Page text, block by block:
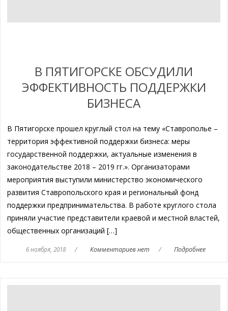
В ПЯТИГОРСКЕ ОБСУДИЛИ
ЭФФЕКТИВНОСТЬ ПОДДЕРЖКИ
БИЗНЕСА
В Пятигорске прошел круглый стол на тему «Ставрополье –
территория эффективной поддержки бизнеса: меры
государственной поддержки, актуальные изменения в
законодательстве 2018 – 2019 гг.». Организаторами
мероприятия выступили министерство экономического
развития Ставропольского края и региональный фонд
поддержки предпринимательства. В работе круглого стола
приняли участие представители краевой и местной властей,
общественных организаций […]
6 ноября, 2018 / Комментариев нет / Подробнее